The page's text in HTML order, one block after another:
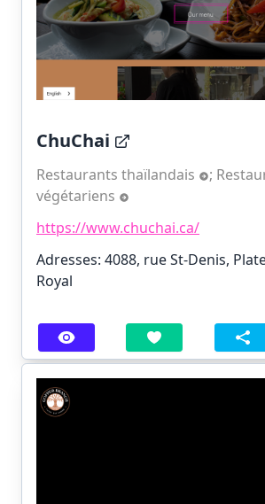
ChuChai
Restaurants thaïlandais ;
végétariens
https://www.chuchai.ca/
Adresses: 4088, rue St-Denis,
Royal